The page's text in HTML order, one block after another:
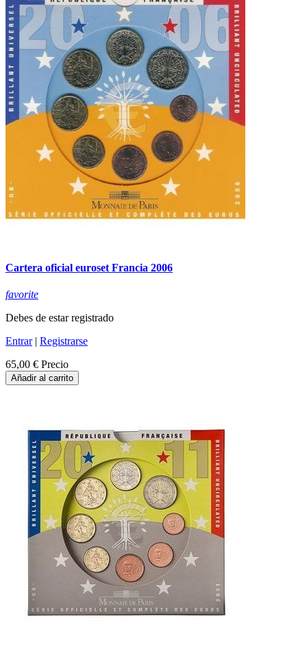
Cartera oficial euroset Francia 2006
favorite
Debes de estar registrado
Entrar| Registrarse
65,00 € Precio
Añadir al carrito